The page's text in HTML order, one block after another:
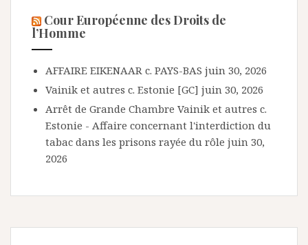
Cour Européenne des Droits de
l’Homme
AFFAIRE EIKENAAR c. PAYS-BAS juin 30, 2026
Vainik et autres c. Estonie [GC] juin 30, 2026
Arrêt de Grande Chambre Vainik et autres c.
Estonie - Affaire concernant l'interdiction du
tabac dans les prisons rayée du rôle juin 30,
2026